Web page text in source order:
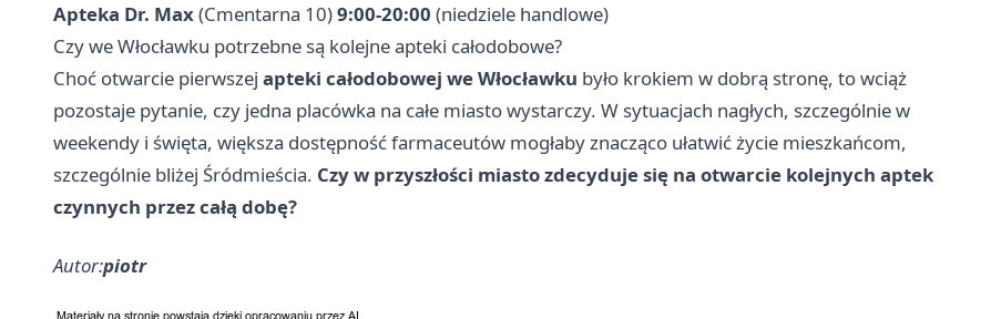
Apteka Dr. Max(Cmentarna 10)9:00-20:00 (niedziele handlowe)
Czy we Włocławku potrzebne są kolejne apteki całodobowe?
Choć otwarcie pierwszej apteki całodobowej we Włocławku było krokiem w dobrą stronę, to wciąż
pozostaje pytanie, czy jedna placówka na całe miasto wystarczy. W sytuacjach nagłych, szczególnie w
weekendy i święta, większa dostępność farmaceutów mogłaby znacząco ułatwić życie mieszkańcom,
szczególnie bliżej Śródmieścia. Czy w przyszłości miasto zdecyduje się na otwarcie kolejnych aptek
czynnych przez całą dobę?
Autor:piotr